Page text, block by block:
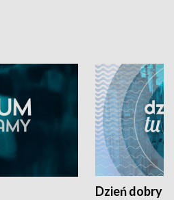
Dzień dobry